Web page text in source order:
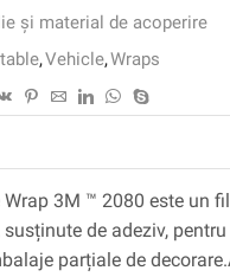
și material de acoperire
,Vehicle,Wraps
Wrap 3M ™ 2080 este un
de adeziv,
parțiale de